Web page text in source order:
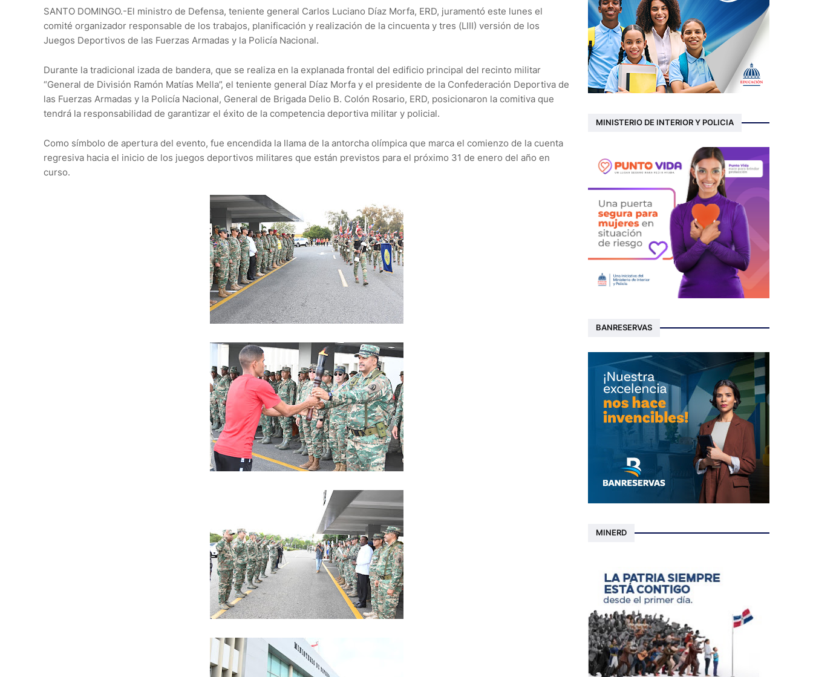
SANTO DOMINGO.-El ministro de Defensa, teniente general Carlos Luciano Díaz Morfa, ERD, juramentó este lunes el
comité organizador responsable de los trabajos, planificación y realización de la cincuenta y tres (LIII) versión de los
Juegos Deportivos de las Fuerzas Armadas y la Policía Nacional.
Durante la tradicional izada de bandera, que se realiza en la explanada frontal del edificio principal del recinto militar
“General de División Ramón Matías Mella”, el teniente general Díaz Morfa y el presidente de la Confederación Deportiva de
las Fuerzas Armadas y la Policía Nacional, General de Brigada Delio B. Colón Rosario, ERD, posicionaron la comitiva que
tendrá la responsabilidad de garantizar el éxito de la competencia deportiva militar y policial.
Como símbolo de apertura del evento, fue encendida la llama de la antorcha olímpica que marca el comienzo de la cuenta
regresiva hacia el inicio de los juegos deportivos militares que están previstos para el próximo 31 de enero del año en
curso.
MINISTERIO DE INTERIOR Y POLICIA
BANRESERVAS
MINERD